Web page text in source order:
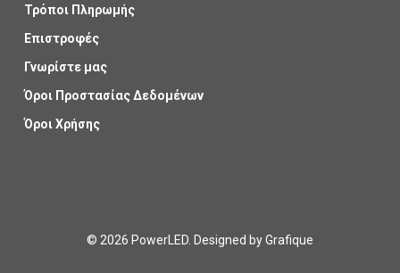
Τρόποι Πληρωμής
Επιστροφές
Γνωρίστε μας
Όροι Προστασίας Δεδομένων
Όροι Χρήσης
© 2026 PowerLED. Designed byGrafique